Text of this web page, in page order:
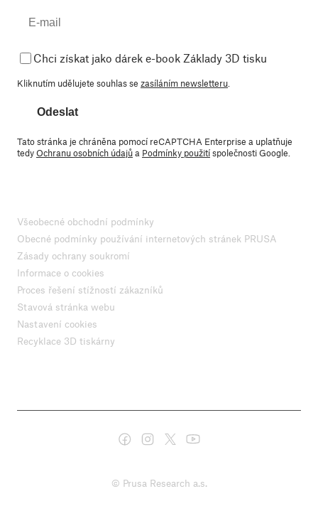
Chci získat jako dárek e-book Základy 3D tisku
Kliknutím udělujete souhlas se zasíláním newsletteru.
Odeslat
Tato stránka je chráněna pomocí reCAPTCHA Enterprise a uplatňuje
tedyOchranu osobních údajůa Podmínky použitíspolečnosti Google.
Všeobecné obchodní podmínky
Obecné podmínky používání internetových stránek PRUSA
Zásady ochrany soukromí
Informace o cookies
Proces řešení stížností zákazníků
Stavová stránka webu
Nastavení cookies
Recyklace 3D tiskárny
© Prusa Research a.s.